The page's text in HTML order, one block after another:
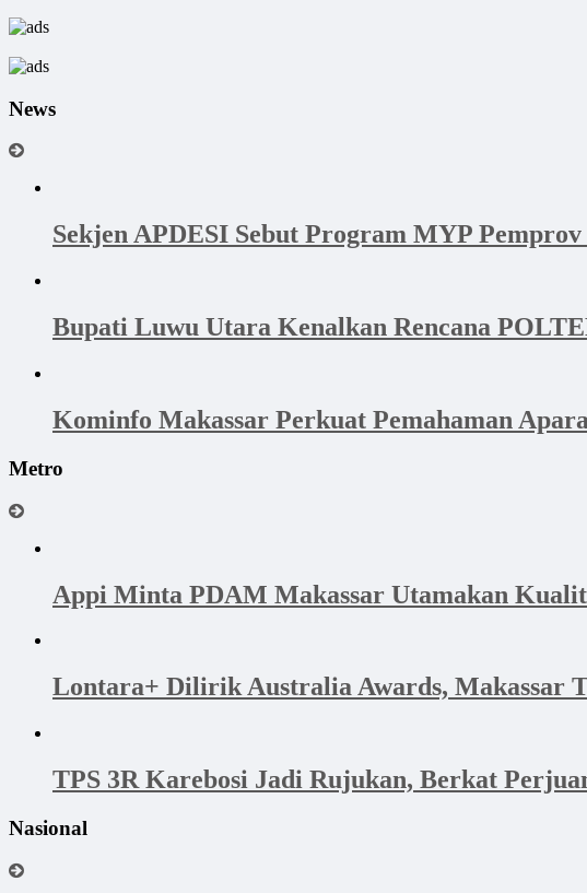
News
Sekjen APDESI Sebut Program MYP
Bupati Luwu Utara Kenalkan Rencana
Kominfo Makassar Perkuat Pemahaman
Metro
Appi Minta PDAM Makassar Utamakan
Lontara+ Dilirik Australia Awards, Makassar
TPS 3R Karebosi Jadi Rujukan, Berkat
Nasional